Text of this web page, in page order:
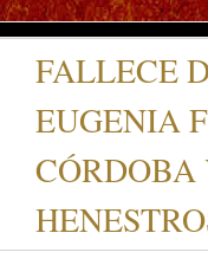
FALLECE
EUGENIA